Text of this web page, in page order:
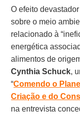
O efeito
sobre o meio
relacionado à
energética
alimentos de
Cynthia Schuck,
“Comendo o
Criação e do
na entrevista